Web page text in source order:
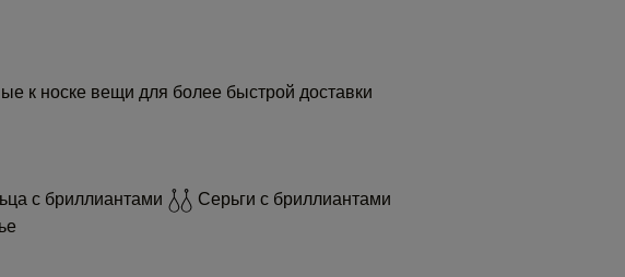
к носке вещи для более быстрой доставки
с бриллиантами
Серьги с бриллиантами